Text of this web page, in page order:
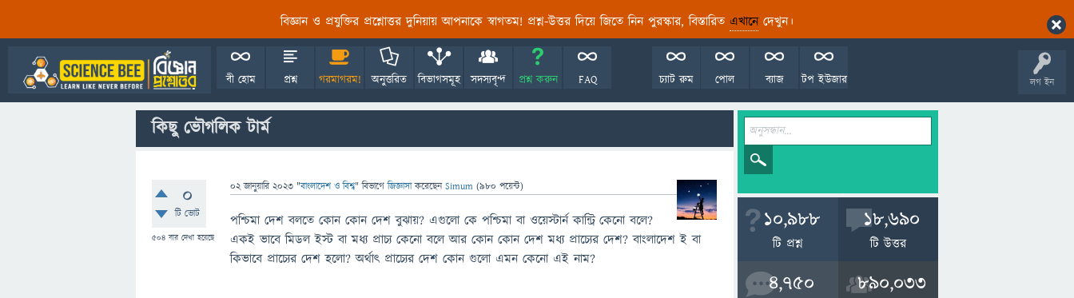
বিজ্ঞান ও প্রযুক্তির প্রশ্নোত্তর দুনিয়ায় আপনাকে স্বাগতম! প্রশ্ন-উত্তর দিয়ে জিতে নিন পুরস্কার, বিস্তারিত এখানেদেখুন।
লগ ইন
বী হোম প্রশ্ন গরমাগরম! অনুত্তরিত বিভাগসমূহ সদস্যবৃন্দ প্রশ্ন করুন FAQ টপ ইউজার
ব্যাজ
পোল
চ্যাট রুম
কিছু ভৌগলিক টার্ম
0
টি ভোট
504 বার দেখা হয়েছে
02 জানুয়ারি 2023 "বাংলাদেশ ও বিশ্ব" বিভাগে জিজ্ঞাসাকরেছেনSimum (980 পয়েন্ট)
পশ্চিমা দেশ বলতে কোন কোন দেশ বুঝায়? এগুলো কে পশ্চিমা বা ওয়েস্টার্ন কান্ট্রি কেনো বলে?
একই ভাবে মিডল ইস্ট বা মধ্য প্রাচ্য কেনো বলে আর কোন কোন দেশ মধ্য প্রাচ্যের দেশ? বাংলাদেশ ই বা
কিভাবে প্রাচ্যের দেশ হলো? অর্থাৎ প্রাচ্যের দেশ কোন গুলো এমন কেনো এই নাম?
10,988
টি প্রশ্ন
18,690
টি উত্তর
4,750 890,033